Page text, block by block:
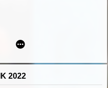
: groby rodziny Pruskich,
2022